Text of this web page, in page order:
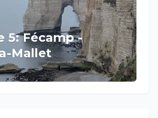
5: Fécamp -
Mallet